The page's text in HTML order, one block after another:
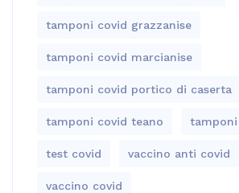
tamponi covid grazzanise
tamponi covid marcianise
tamponi covid portico di caserta
tamponi covid teano
test covid vaccino anti covid
vaccino covid